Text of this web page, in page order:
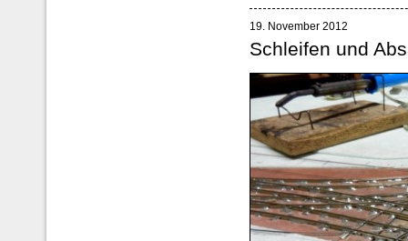
19. November 2012
Schleifen und